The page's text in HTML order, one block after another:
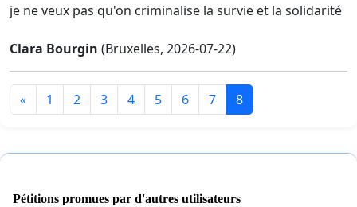
je ne veux pas qu'on criminalise la survie et la solidarité
Clara Bourgin (Bruxelles, 2026-07-22)
« 1 2 3 4 5 6 7 8
Pétitions promues par d'autres utilisateurs